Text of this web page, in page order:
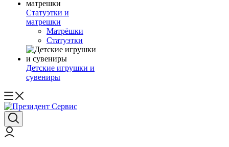
Статуэтки и
матрешки
Матрёшки
Статуэтки
Детские игрушки и
сувениры